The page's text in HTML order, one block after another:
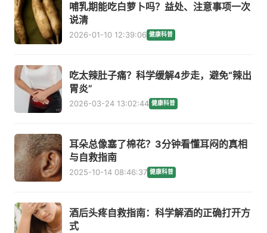
哺乳期能吃白萝卜吗？益处、注意事项一次
说清
2026-01-10 12:39:06 健康科普
吃太辣肚子痛？科学缓解4步走，避免“辣出
胃炎”
2026-03-24 13:02:44 健康科普
耳朵总像塞了棉花？3分钟看懂耳闷的真相
与自救指南
2025-10-14 08:46:37 健康科普
酒后头疼自救指南：科学解酒的正确打开方
式